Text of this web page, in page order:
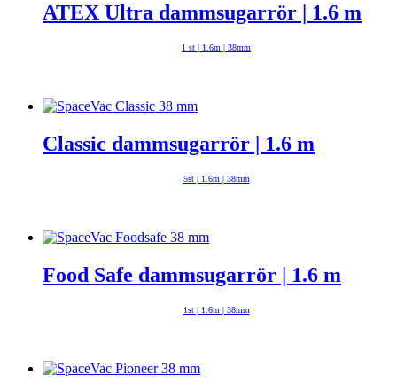
ATEX Ultra dammsugarrör | 1.6 m
1 st | 1.6m | 38mm
Classic dammsugarrör | 1.6 m
5st | 1.6m | 38mm
Food Safe dammsugarrör | 1.6 m
1st | 1.6m | 38mm